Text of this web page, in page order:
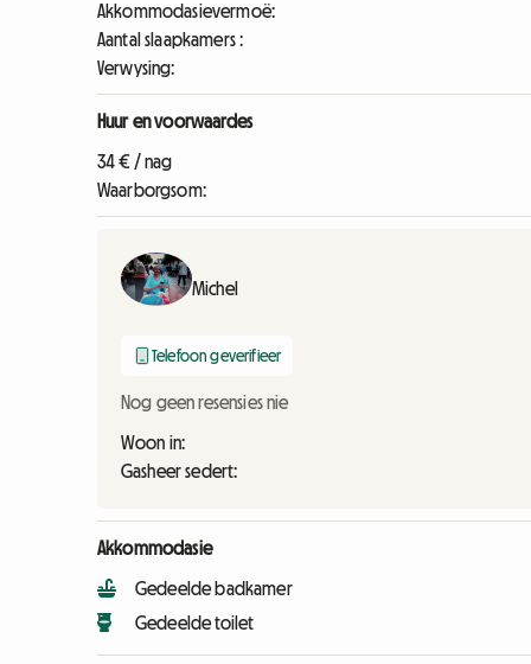
Akkommodasievermoë:
Aantal slaapkamers :
Verwysing:
Huur en voorwaardes
34 € / nag
Waarborgsom:
Michel
Telefoon geverifieer
Nog geen resensies nie
Woon in:
Gasheer sedert:
Akkommodasie
Gedeelde badkamer
Gedeelde toilet